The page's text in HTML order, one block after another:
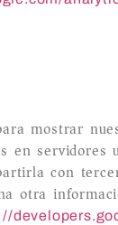
mostrar
en servidores
con
otra